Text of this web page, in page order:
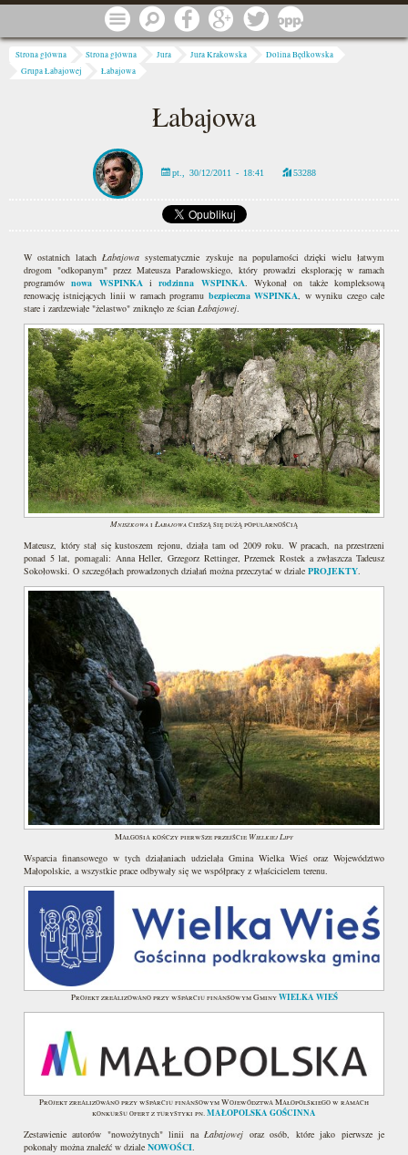
Przejdź do treści Menu Szukaj Facebook Google Twitter
Jesteś tutaj
Strona główna Strona główna Jura Jura Krakowska
Dolina Będkowska
Grupa Łabajowej
Łabajowa
Łabajowa
pt., 30/12/2011 - 18:41 53288
W ostatnich latachŁabajowasystematycznie zyskuje na popularności dzięki wielu łatwym
drogom "odkopanym" przez Mateusza Paradowskiego, który prowadzi eksplorację w ramach
programównowa WSPINKA irodzinna WSPINKA . Wykonał on także kompleksową
renowację istniejących linii w ramach programu bezpieczna WSPINKA , w wyniku czego całe
stare i zardzewiałe "żelastwo" zniknęło ze ścian Łabajowej
Mniszkowa i Łabajowa cieszą się dużą popularnością
Mateusz, który stał się kustoszem rejonu, działa tam od 2009 roku. W pracach, na przestrzeni
ponad 5 lat, pomagali: Anna Heller, Grzegorz Rettinger, Przemek Rostek a zwłaszcza Tadeusz
Sokołowski. O szczegółach prowadzonych działań można przeczytać w dziale PROJEKTY.
Małgosia kończy pierwsze przejście Wielkiej Lipy
Wsparcia finansowego w tych działaniach udzielała Gmina Wielka Wieś oraz Województwo
Małopolskie, a wszystkie prace odbywały się we współpracy z właścicielem terenu.
Projekt zrealizowano przy wsparciu finansowym GminyWIELKA WIEŚ
Projekt zrealizowano przy wsparciu finansowym Województwa Małopolskiego w ramach
konkursu ofert z turystyki pn.MAŁOPOLSKA GOŚCINNA
Zestawienie autorów "nowożytnych" linii naŁabajowej oraz osób, które jako pierwsze je
pokonały można znaleźć w dziale NOWOŚCI.